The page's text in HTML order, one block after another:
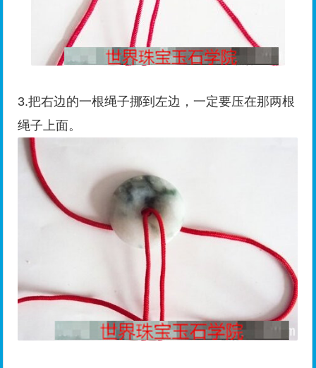
3.把右边的一根绳子挪到左边，一定要压在那两根
绳子上面。